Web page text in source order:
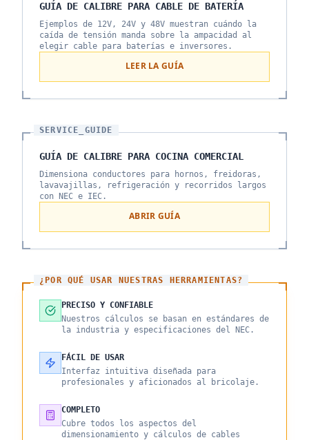
GUÍA DE CALIBRE PARA CABLE DE BATERÍA
Ejemplos de 12V, 24V y 48V muestran cuándo la
caída de tensión manda sobre la ampacidad al
elegir cable para baterías e inversores.
LEER LA GUÍA
SERVICE_GUIDE
GUÍA DE CALIBRE PARA COCINA COMERCIAL
Dimensiona conductores para hornos, freidoras,
lavavajillas, refrigeración y recorridos largos
con NEC e IEC.
ABRIR GUÍA
¿POR QUÉ USAR NUESTRAS HERRAMIENTAS?
PRECISO Y CONFIABLE
Nuestros cálculos se basan en estándares de
la industria y especificaciones del NEC.
FÁCIL DE USAR
Interfaz intuitiva diseñada para
profesionales y aficionados al bricolaje.
COMPLETO
Cubre todos los aspectos del
dimensionamiento y cálculos de cables